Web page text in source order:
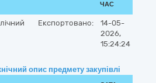
ЧАС
Експортовано:
14-05-
2026,
15:24:24
опис предмету закупівлі